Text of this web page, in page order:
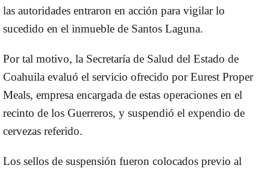
las autoridades entraron en acción para vigilar lo
sucedido en el inmueble de Santos Laguna.
Por tal motivo, la Secretaría de Salud del Estado de
Coahuila evaluó el servicio ofrecido por Eurest Proper
Meals, empresa encargada de estas operaciones en el
recinto de los Guerreros, y suspendió el expendio de
cervezas referido.
Los sellos de suspensión fueron colocados previo al